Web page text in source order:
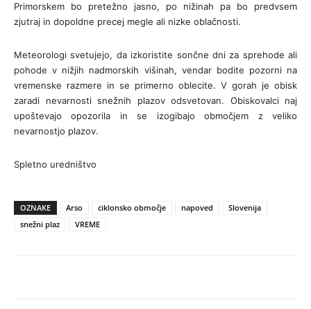
Primorskem bo pretežno jasno, po nižinah pa bo predvsem
zjutraj in dopoldne precej megle ali nizke oblačnosti.
Meteorologi svetujejo, da izkoristite sončne dni za sprehode ali
pohode v nižjih nadmorskih višinah, vendar bodite pozorni na
vremenske razmere in se primerno oblecite. V gorah je obisk
zaradi nevarnosti snežnih plazov odsvetovan. Obiskovalci naj
upoštevajo opozorila in se izogibajo območjem z veliko
nevarnostjo plazov.
Spletno uredništvo
OZNAKE Arso ciklonsko območje napoved
Slovenija
snežni plaz
VREME